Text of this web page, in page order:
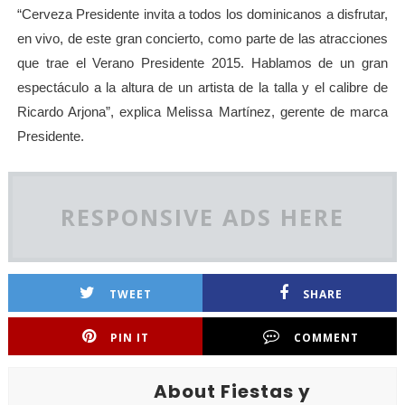
“Cerveza Presidente invita a todos los dominicanos a disfrutar,
en vivo, de este gran concierto, como parte de las atracciones
que trae el Verano Presidente 2015. Hablamos de un gran
espectáculo a la altura de un artista de la talla y el calibre de
Ricardo Arjona”, explica Melissa Martínez, gerente de marca
Presidente.
RESPONSIVE ADS HERE
TWEET SHARE
PIN IT COMMENT
About Fiestas y